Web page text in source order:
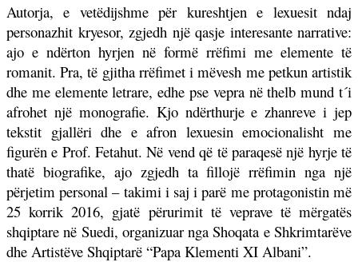
Autorja, e vetëdijshme për kureshtjen e lexuesit ndaj
personazhit kryesor, zgjedh një qasje interesante narrative:
ajo e ndërton hyrjen në formë rrëfimi me elemente të
romanit. Pra, të gjitha rrëfimet i mëvesh me petkun artistik
dhe me elemente letrare, edhe pse vepra në thelb mund t´i
afrohet një monografie. Kjo ndërthurje e zhanreve i jep
tekstit gjallëri dhe e afron lexuesin emocionalisht me
figurën e Prof. Fetahut. Në vend që të paraqesë një hyrje të
thatë biografike, ajo zgjedh ta fillojë rrëfimin nga një
përjetim personal – takimi i saj i parë me protagonistin më
25 korrik 2016, gjatë përurimit të veprave të mërgatës
shqiptare në Suedi, organizuar nga Shoqata e Shkrimtarëve
dhe Artistëve Shqiptarë “Papa Klementi XI Albani”.